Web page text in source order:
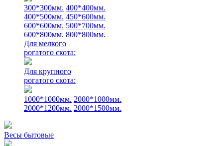
300*300мм. 400*400мм.
400*500мм. 450*600мм.
600*600мм. 500*700мм.
600*800мм. 800*800мм.
Для мелкого
рогатого скота:
Для крупного
рогатого скота:
1000*1000мм. 2000*1000мм.
2000*1200мм. 2000*1500мм.
Весы бытовые